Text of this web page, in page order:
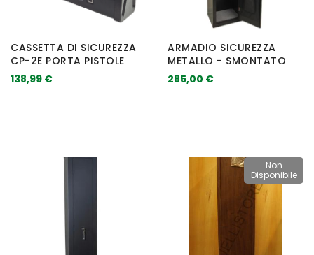
CASSETTA DI SICUREZZA
CP-2E PORTA PISTOLE
138,99 €
ARMADIO SICUREZZA
METALLO - SMONTATO
285,00 €
Non
Disponibile